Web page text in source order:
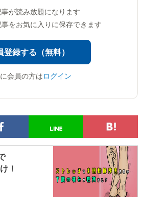
が読み放題になります
をお気に入りに保存できます
登録する（無料）
会員の方はログイン
！